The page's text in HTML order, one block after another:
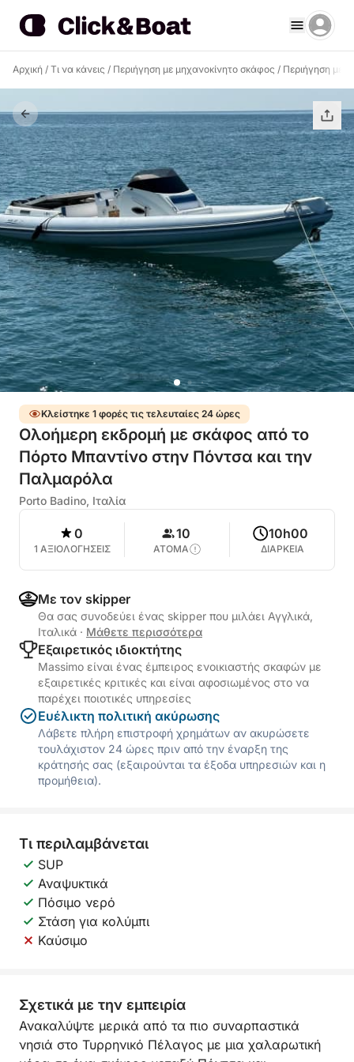
Αρχική / Τι να κάνεις / Περιήγηση με μηχανοκίνητο σκάφος / Περιήγηση με
Κλείστηκε 1 φορές τις τελευταίες 24 ώρες
Ολοήμερη εκδρομή με σκάφος από το
Πόρτο Μπαντίνο στην Πόντσα και την
Παλμαρόλα
Porto Badino, Ιταλία
0
1 ΑΞΙΟΛΟΓΗΣΕΙΣ
10
ΑΤΟΜΑ
10h00
ΔΙΑΡΚΕΙΑ
Με τον skipper
Θα σας συνοδεύει ένας skipper που μιλάει Αγγλικά,
Ιταλικά · Μάθετε περισσότερα
Εξαιρετικός ιδιοκτήτης
Massimo είναι ένας έμπειρος ενοικιαστής σκαφών με
εξαιρετικές κριτικές και είναι αφοσιωμένος στο να
παρέχει ποιοτικές υπηρεσίες
Ευέλικτη πολιτική ακύρωσης
Λάβετε πλήρη επιστροφή χρημάτων αν ακυρώσετε
τουλάχιστον 24 ώρες πριν από την έναρξη της
κράτησής σας (εξαιρούνται τα έξοδα υπηρεσιών και η
προμήθεια).
Τι περιλαμβάνεται
SUP
Αναψυκτικά
Πόσιμο νερό
Στάση για κολύμπι
Καύσιμο
Σχετικά με την εμπειρία
Ανακαλύψτε μερικά από τα πιο συναρπαστικά
νησιά στο Τυρρηνικό Πέλαγος με μια χαλαρωτική